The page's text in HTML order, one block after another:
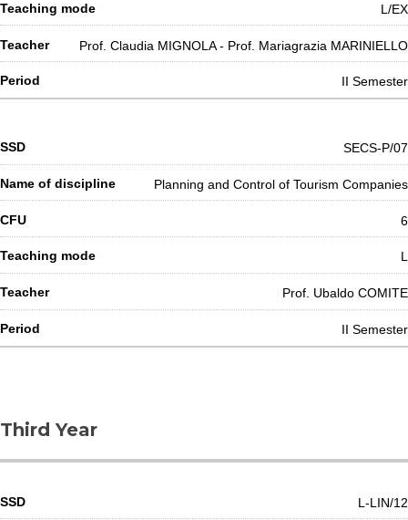
L/EX
Prof. Claudia MIGNOLA - Prof. Mariagrazia MARINIELLO
II Semester
SECS-P/07
Planning and Control of Tourism Companies
6
L
Prof. Ubaldo COMITE
II Semester
Third Year
L-LIN/12